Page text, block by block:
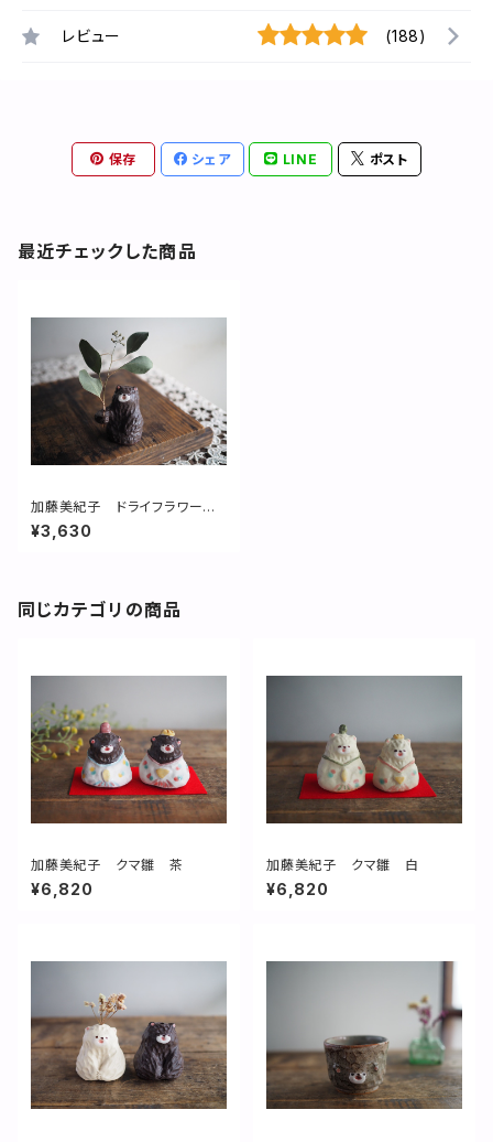
レビュー (188)
保存 シェア LINE ポスト
最近チェックした商品
加藤美紀子 ドライフラワース
タンド 茶クマ
¥3,630
同じカテゴリの商品
加藤美紀子 クマ雛 茶
¥6,820
加藤美紀子 クマ雛 白
¥6,820